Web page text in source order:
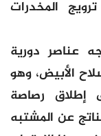
المخدرات
عناصر دورية
الأبيض، وهو
رصاصة
عن المشتبه